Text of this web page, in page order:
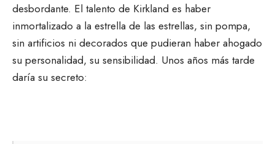
desbordante. El talento de Kirkland es haber
inmortalizado a la estrella de las estrellas, sin pompa,
sin artificios ni decorados que pudieran haber ahogado
su personalidad, su sensibilidad. Unos años más tarde
daría su secreto: